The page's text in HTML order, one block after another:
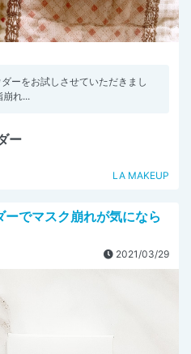
ーをお試しさせていただきまし
崩れ...
ー
LA MAKEUP
でマスク崩れが気になら
2021/03/29